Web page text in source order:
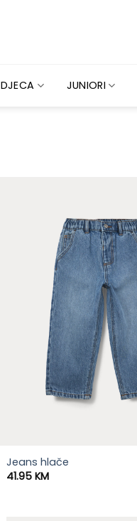
DJECA JUNIORI
Jeans hlače
41.95 KM